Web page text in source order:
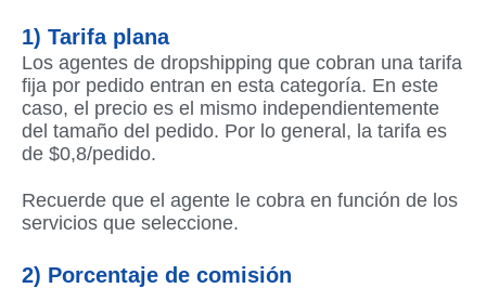
1) Tarifa plana
Los agentes de dropshipping que cobran una tarifa
fija por pedido entran en esta categoría. En este
caso, el precio es el mismo independientemente
del tamaño del pedido. Por lo general, la tarifa es
de $0,8/pedido.
Recuerde que el agente le cobra en función de los
servicios que seleccione.
2) Porcentaje de comisión